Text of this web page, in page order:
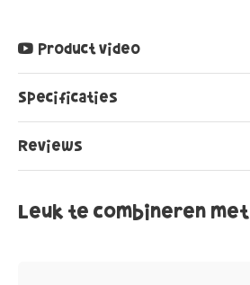
Product video
Specificaties
Reviews
Leuk te combineren met